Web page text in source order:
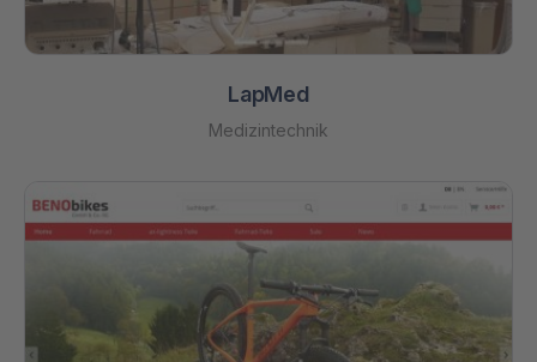
LapMed
Medizintechnik